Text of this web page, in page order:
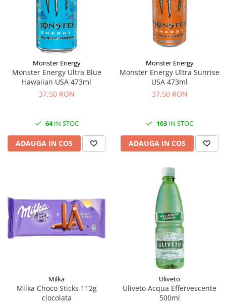
Monster Energy
Monster Energy Ultra Blue
Hawaiian USA 473ml
37,50 RON
64IN STOC
ADAUGA IN COS
Monster Energy
Monster Energy Ultra Sunrise
USA 473ml
37,50 RON
103 IN STOC
ADAUGA IN COS
Milka
Milka Choco Sticks 112g
ciocolata
Uliveto
Uliveto Acqua Effervescente
500ml